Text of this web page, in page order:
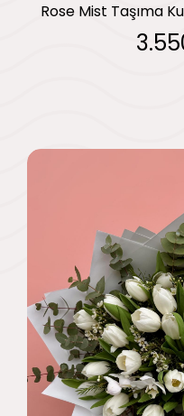
Rose Mist Taşıma